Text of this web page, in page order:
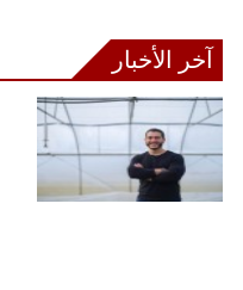
آخر الأخبار